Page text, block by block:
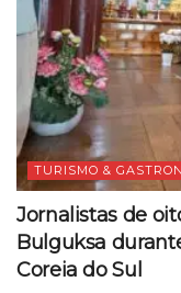
TURISMO &
Jornalistas de
Bulguksa
Coreia do Sul